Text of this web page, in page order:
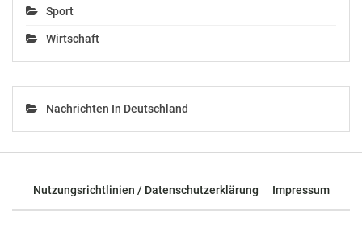
Sport
Wirtschaft
Nachrichten In Deutschland
Nutzungsrichtlinien / Datenschutzerklärung Impressum